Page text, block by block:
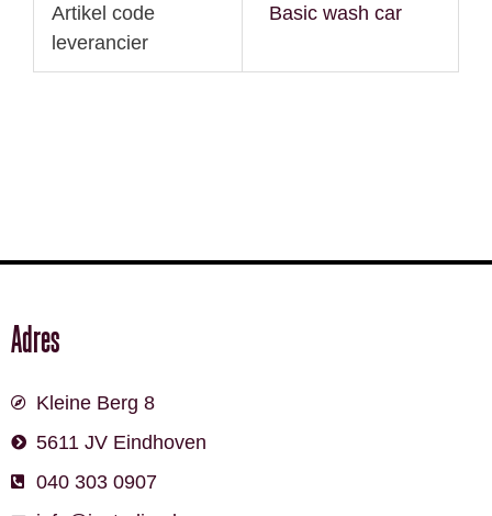
Artikel code
leverancier
Basic wash car
Adres
Kleine Berg 8
5611 JV Eindhoven
040 303 0907